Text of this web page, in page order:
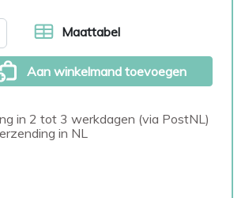
Maattabel
Aan winkelmand toevoegen
in 2 tot 3 werkdagen (via PostNL)
in NL